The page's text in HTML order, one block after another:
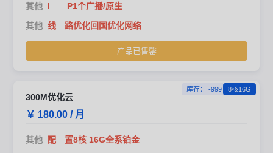
其他 I P1个广播/原生
其他 线 路优化回国优化网络
产品已售罄
库存： -999 8核16G
300M优化云
￥ 180.00 / 月
其他 配 置8核 16G全系铂金